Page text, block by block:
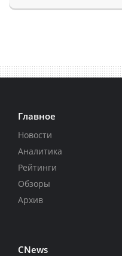
Главное
Новости
Аналитика
Рейтинги
Обзоры
Архив
CNews